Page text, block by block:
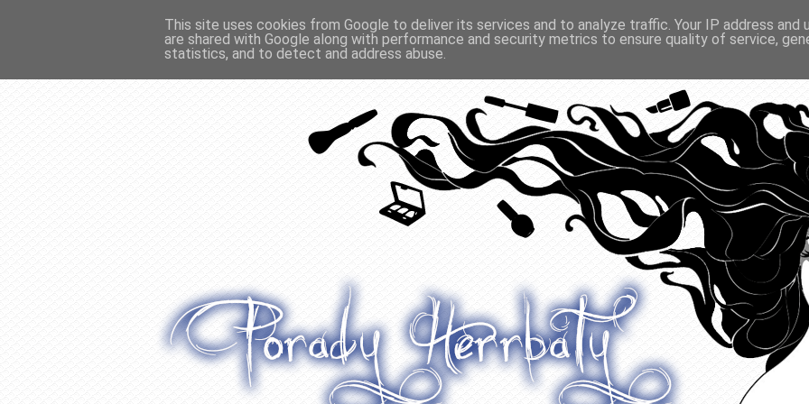
O WŁOSACH RECENZJE WYWIADY O ODŻYWIANIU GADŻETY KONKURSY POLECANE
This site uses cookies from Google to deliver its services and to analyze traffic. Your IP address and
are shared with Google along with performance and security metrics to ensure quality of service,
statistics, and to detect and address abuse.